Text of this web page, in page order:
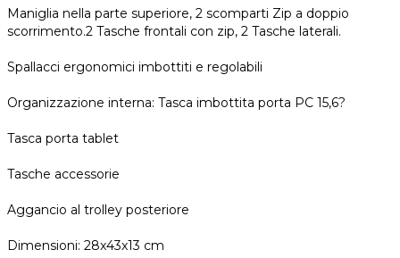
Maniglia nella parte superiore, 2 scomparti Zip a doppio
scorrimento.2 Tasche frontali con zip, 2 Tasche laterali.
Spallacci ergonomici imbottiti e regolabili
Organizzazione interna: Tasca imbottita porta PC 15,6?
Tasca porta tablet
Tasche accessorie
Aggancio al trolley posteriore
Dimensioni: 28x43x13 cm